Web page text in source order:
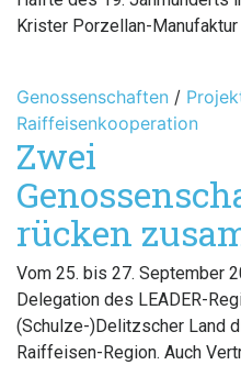
Krister Porzellan-
Genossenschaften /
Raiffeisenkooperation
Zwei
rücken
Vom 25. bis 27. September
Delegation des LEADER-
(Schulze-)Delitzscher Land
Raiffeisen-Region. Auch